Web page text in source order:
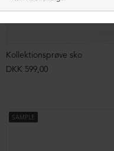
Kollektionsprøve sko
DKK 599,00
SAMPLE